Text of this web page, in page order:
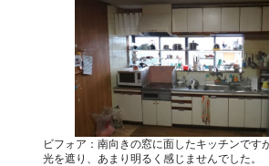
ビフォア：南向きの窓に面したキッチンです
光を遮り、あまり明るく感じませんでした。